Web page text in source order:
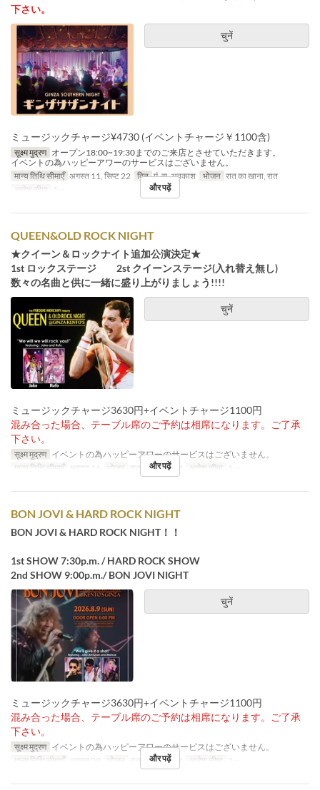
下さい。
चुनें
ミュージックチャージ¥4730 (イベントチャージ￥1100含)
सूक्ष्म मुद्रण オープン18:00~19:30までのご来店とさせていただきます。
イベントの為ハッピーアワーのサービスはございません。
मान्य तिथि सीमाएँ अगस्त 11, सिप्ट 22 दिन मं, स, अवकाश भोजन रात का खाना, रात
आदेश सीमा
1 ~ और पढ़ें
QUEEN&OLD ROCK NIGHT
★クイーン＆ロックナイト追加公演決定★
1st ロックステージ 2st クイーンステージ(入れ替え無し)
数々の名曲と供に一緒に盛り上がりましょう!!!!
चुनें
ミュージックチャージ3630円+イベントチャージ1100円
混み合った場合、テーブル席のご予約は相席になります。ご了承
下さい。
सूक्ष्म मुद्रण イベントの為ハッピーアワーのサービスはございません。
मान्य तिथि सीमाएँ
अगस्त 16 भोजन रात का खाना, रात आदेश सीमा 1 ~
और पढ़ें
BON JOVI & HARD ROCK NIGHT
BON JOVI & HARD ROCK NIGHT！！
1st SHOW 7:30p.m. / HARD ROCK SHOW
2nd SHOW 9:00p.m./ BON JOVI NIGHT
चुनें
ミュージックチャージ3630円+イベントチャージ1100円
混み合った場合、テーブル席のご予約は相席になります。ご了承
下さい。
सूक्ष्म मुद्रण イベントの為ハッピーアワーのサービスはございません。
मान्य तिथि सीमाएँ
अगस्त 09 भोजन रात का खाना, रात आदेश सीमा 1 ~
और पढ़ें